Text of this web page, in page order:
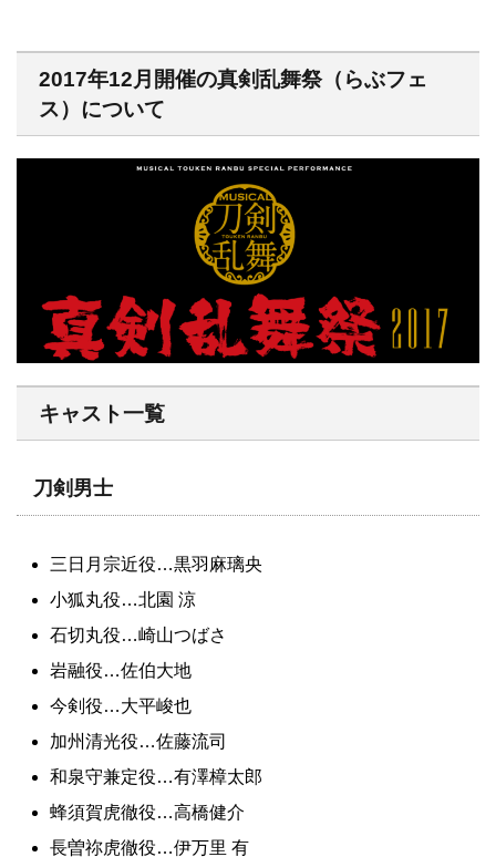
2017年12月開催の真剣乱舞祭（らぶフェ
ス）について
キャスト一覧
刀剣男士
三日月宗近役…黒羽麻璃央
小狐丸役…北園 涼
石切丸役…崎山つばさ
岩融役…佐伯大地
今剣役…大平峻也
加州清光役…佐藤流司
和泉守兼定役…有澤樟太郎
蜂須賀虎徹役…高橋健介
長曽祢虎徹役…伊万里 有